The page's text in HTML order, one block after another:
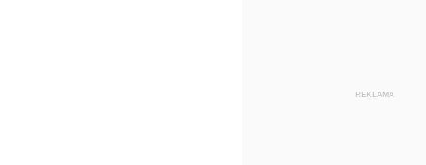
REKLAMA